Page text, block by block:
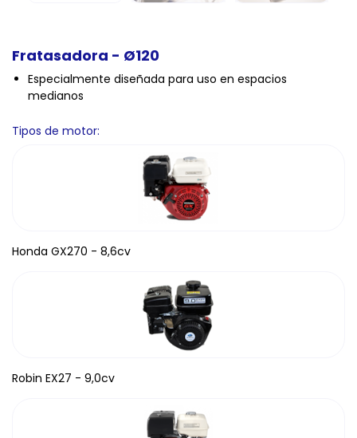
Fratasadora - Ø120
Especialmente diseñada para uso en espacios
medianos
Tipos de motor:
Honda GX270 - 8,6cv
Robin EX27 - 9,0cv